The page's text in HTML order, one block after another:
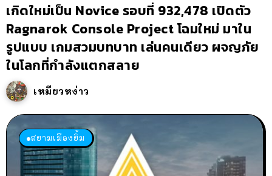
เกิดใหม่เป็น Novice รอบที่ 932,478 เปิดตัว
Ragnarok Console Project โฉมใหม่ มาใน
รูปแบบ เกมสวมบทบาท เล่นคนเดียว ผจญภัย
ในโลกที่กำลังแตกสลาย
เหมียวหง่าว
สยามเมืองยิ้ม